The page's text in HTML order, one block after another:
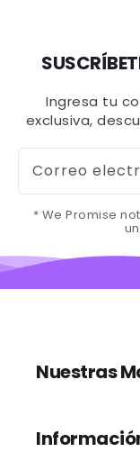
Ingresa tu
exclusiva,
Correo
* We Promise
Nuestras